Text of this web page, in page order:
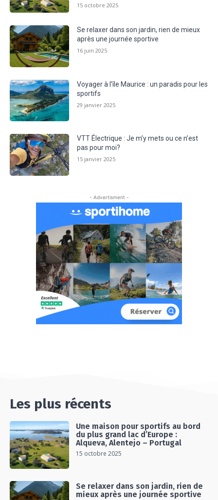
15 octobre 2025
Se relaxer dans son jardin, rien de mieux
après une journée sportive
16 juin 2025
Voyager à l’île Maurice : un paradis pour les
sportifs
29 janvier 2025
VTT Électrique : Je m’y mets ou ce n’est
pas pour moi?
15 janvier 2025
- Advertisment -
Les plus récents
Une maison pour sportifs au bord
du plus grand lac d’Europe :
Alqueva, Alentejo – Portugal
15 octobre 2025
Se relaxer dans son jardin, rien de
mieux après une journée sportive